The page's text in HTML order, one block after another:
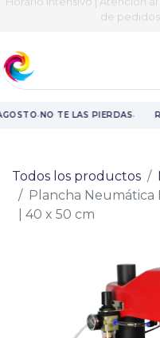
Horario intensivo | Atención
de pedidos
·NO TE LAS PIERDAS·
Todos los productos
Plancha Neumática
| 40 x 50 cm